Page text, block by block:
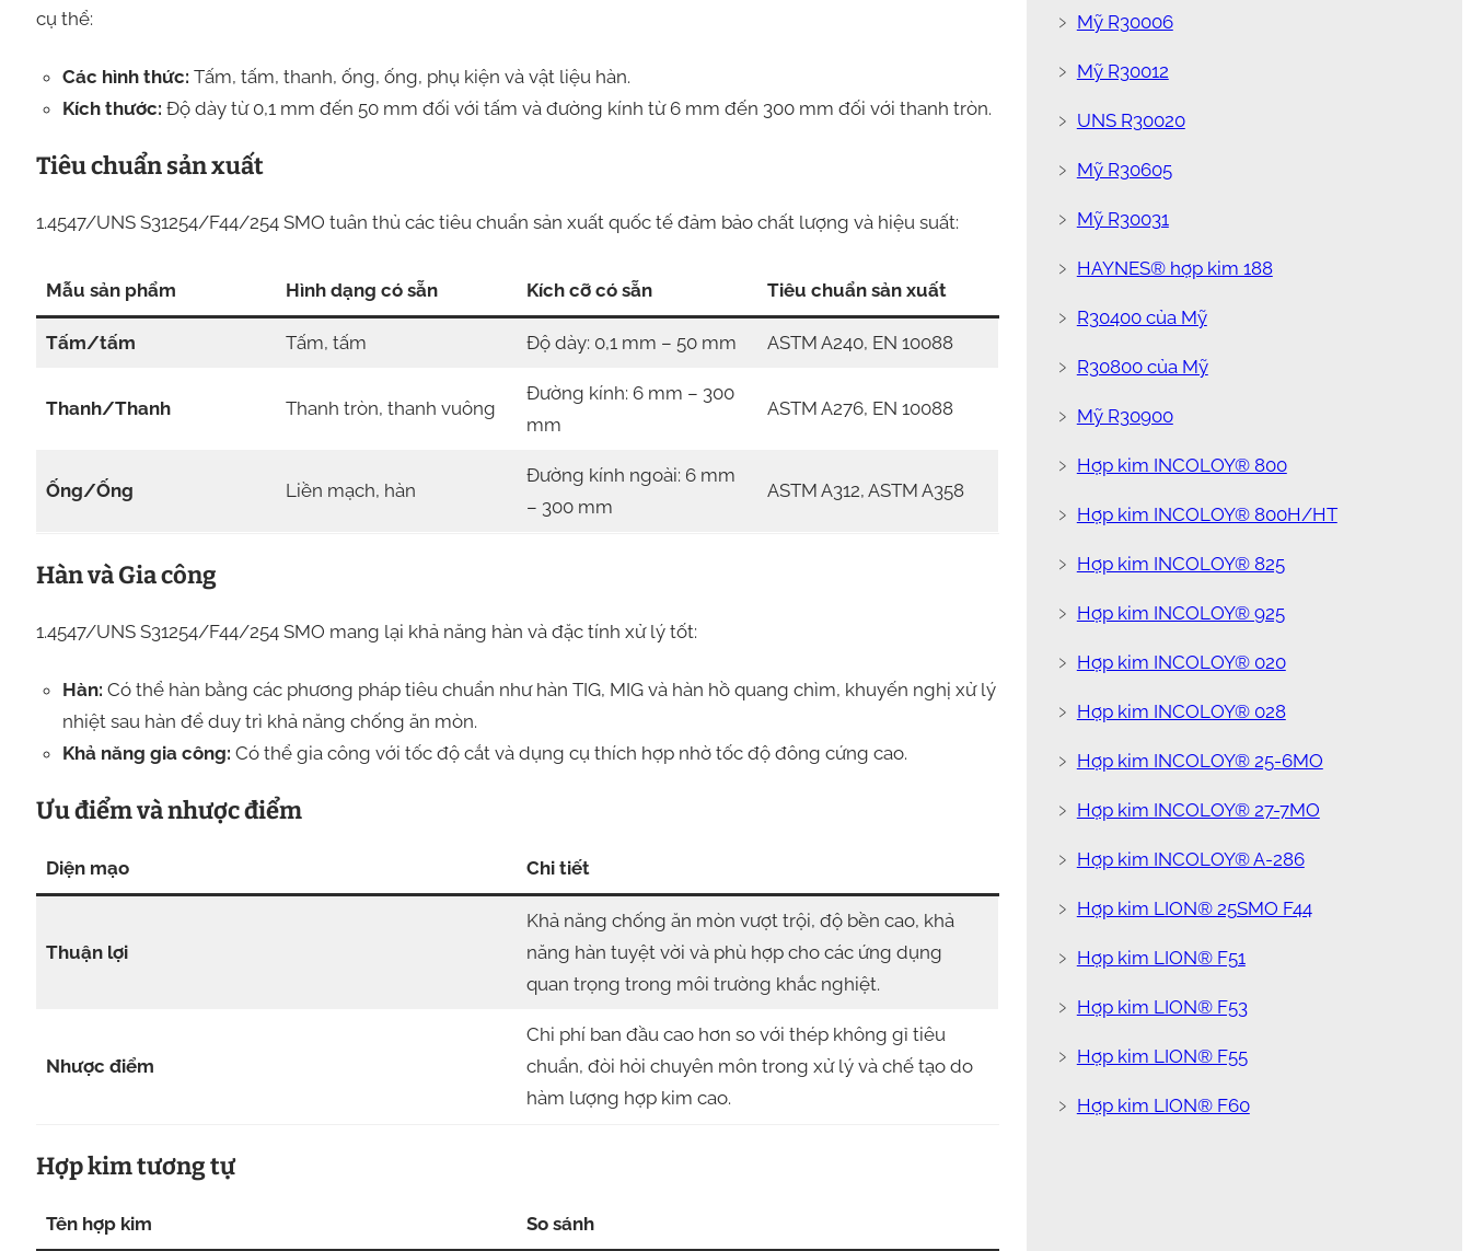
cụ thể:
Các hình thức: Tấm, tấm, thanh, ống, ống, phụ kiện và vật liệu hàn.
Kích thước: Độ dày từ 0,1 mm đến 50 mm đối với tấm và đường kính từ 6 mm đến 300 mm đối với thanh tròn.
Tiêu chuẩn sản xuất
1.4547/UNS S31254/F44/254 SMO tuân thủ các tiêu chuẩn sản xuất quốc tế đảm bảo chất lượng và hiệu suất:
Mẫu sản phẩm Hình dạng có sẵn Kích cỡ có sẵn Tiêu chuẩn sản xuất
Tấm/tấm Tấm, tấm Độ dày: 0,1 mm – 50 mm ASTM A240, EN 10088
Thanh/Thanh Thanh tròn, thanh vuông
Đường kính: 6 mm – 300
mm
ASTM A276, EN 10088
Ống/Ống Liền mạch, hàn
Đường kính ngoài: 6 mm
– 300 mm
ASTM A312, ASTM A358
Hàn và Gia công
1.4547/UNS S31254/F44/254 SMO mang lại khả năng hàn và đặc tính xử lý tốt:
Hàn: Có thể hàn bằng các phương pháp tiêu chuẩn như hàn TIG, MIG và hàn hồ quang chìm, khuyến nghị xử lý
nhiệt sau hàn để duy trì khả năng chống ăn mòn.
Khả năng gia công: Có thể gia công với tốc độ cắt và dụng cụ thích hợp nhờ tốc độ đông cứng cao.
Ưu điểm và nhược điểm
Diện mạo Chi tiết
Thuận lợi
Khả năng chống ăn mòn vượt trội, độ bền cao, khả
năng hàn tuyệt vời và phù hợp cho các ứng dụng
quan trọng trong môi trường khắc nghiệt.
Nhược điểm
Chi phí ban đầu cao hơn so với thép không gỉ tiêu
chuẩn, đòi hỏi chuyên môn trong xử lý và chế tạo do
hàm lượng hợp kim cao.
Hợp kim tương tự
Tên hợp kim So sánh
﹥ Mỹ R30006
﹥ Mỹ R30012
﹥ UNS R30020
﹥ Mỹ R30605
﹥ Mỹ R30031
﹥ HAYNES® hợp kim 188
﹥ R30400 của Mỹ
﹥ R30800 của Mỹ
﹥ Mỹ R30900
﹥ Hợp kim INCOLOY® 800
﹥ Hợp kim INCOLOY® 800H/HT
﹥ Hợp kim INCOLOY® 825
﹥ Hợp kim INCOLOY® 925
﹥ Hợp kim INCOLOY® 020
﹥ Hợp kim INCOLOY® 028
﹥ Hợp kim INCOLOY® 25-6MO
﹥ Hợp kim INCOLOY® 27-7MO
﹥ Hợp kim INCOLOY® A-286
﹥ Hợp kim LION® 25SMO F44
﹥ Hợp kim LION® F51
﹥ Hợp kim LION® F53
﹥ Hợp kim LION® F55
﹥ Hợp kim LION® F60